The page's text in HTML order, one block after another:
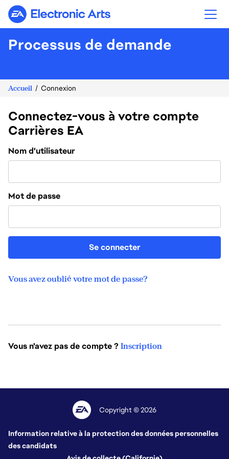
Electronic Arts
Processus de demande
Accueil Connexion
Connectez-vous à votre compte
Carrières EA
Connexion
Nom d'utilisateur
Mot de passe
Se connecter
Vous avez oublié votre mot de passe?
Vous n'avez pas de compte ? Inscription
Copyright © 2026
Information relative à la protection des données personnelles
des candidats